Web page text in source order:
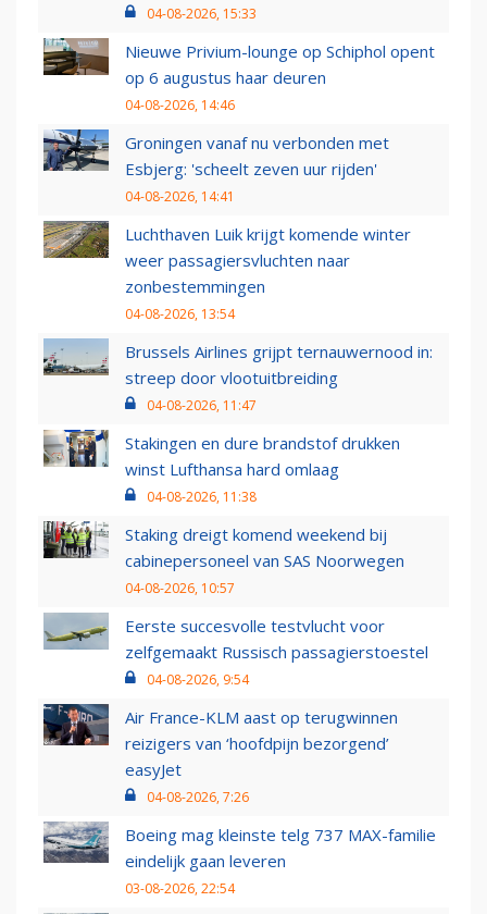
04-08-2026, 15:33
Nieuwe Privium-lounge op Schiphol opent
op 6 augustus haar deuren
04-08-2026, 14:46
Groningen vanaf nu verbonden met
Esbjerg: 'scheelt zeven uur rijden'
04-08-2026, 14:41
Luchthaven Luik krijgt komende winter
weer passagiersvluchten naar
zonbestemmingen
04-08-2026, 13:54
Brussels Airlines grijpt ternauwernood in:
streep door vlootuitbreiding
04-08-2026, 11:47
Stakingen en dure brandstof drukken
winst Lufthansa hard omlaag
04-08-2026, 11:38
Staking dreigt komend weekend bij
cabinepersoneel van SAS Noorwegen
04-08-2026, 10:57
Eerste succesvolle testvlucht voor
zelfgemaakt Russisch passagierstoestel
04-08-2026, 9:54
Air France-KLM aast op terugwinnen
reizigers van ‘hoofdpijn bezorgend’
easyJet
04-08-2026, 7:26
Boeing mag kleinste telg 737 MAX-familie
eindelijk gaan leveren
03-08-2026, 22:54